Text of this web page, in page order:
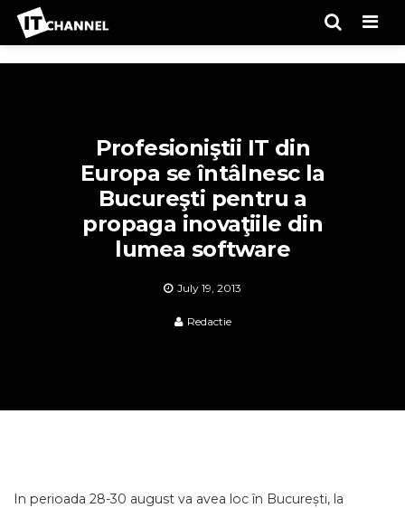
Profesioniştii IT din
Europa se întâlnesc la
Bucureşti pentru a
propaga inovaţiile din
lumea software
July 19, 2013
Redactie
In perioada 28-30 august va avea loc în București, la